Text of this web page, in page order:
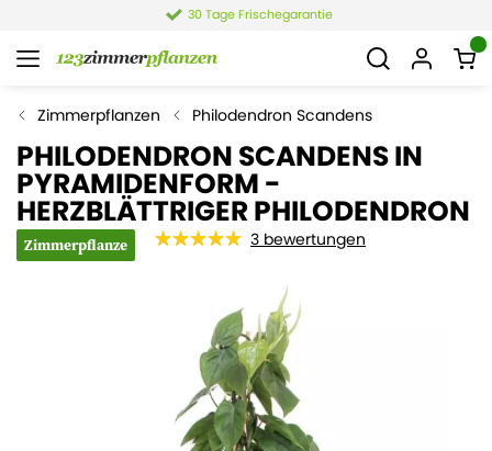
30 Tage Frischegarantie
Zimmerpflanzen Philodendron Scandens
PHILODENDRON SCANDENS IN
PYRAMIDENFORM -
HERZBLÄTTRIGER PHILODENDRON
Zimmerpflanze 3 bewertungen